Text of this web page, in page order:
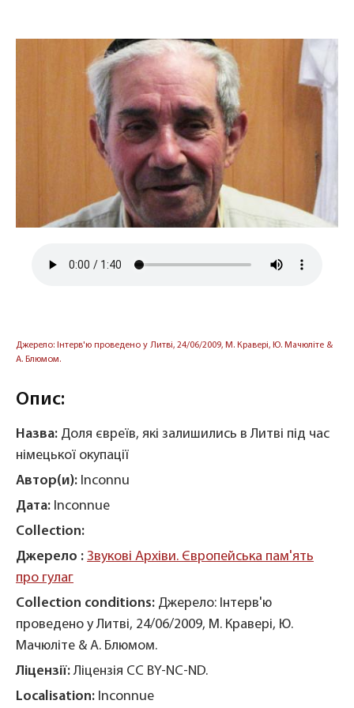
Джерело: Інтерв'ю проведено у Литві, 24/06/2009, М. Кравері, Ю. Мачюліте &
А. Блюмом.
Опис:
Назва: Доля євреїв, які залишились в Литві під час
німецької окупації
Автор(и): Inconnu
Дата: Inconnue
Collection:
Джерело : Звукові Архіви. Європейська пам'ять
про гулаг
Collection conditions: Джерело: Інтерв'ю
проведено у Литві, 24/06/2009, М. Кравері, Ю.
Мачюліте & А. Блюмом.
Ліцензії: Ліцензія CC BY-NC-ND.
Localisation: Inconnue